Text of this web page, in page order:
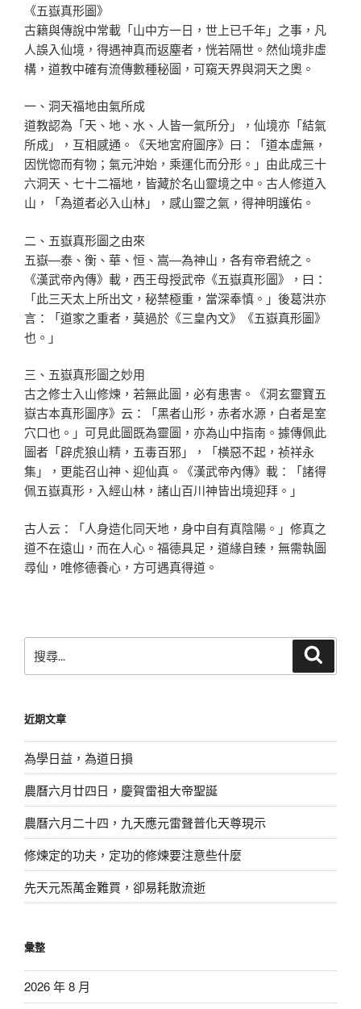
《五嶽真形圖》
古籍與傳說中常載「山中方一日，世上已千年」之事，凡
人誤入仙境，得遇神真而返塵者，恍若隔世。然仙境非虛
構，道教中確有流傳數種秘圖，可窺天界與洞天之奧。
一、洞天福地由氣所成
道教認為「天、地、水、人皆一氣所分」，仙境亦「結氣
所成」，互相感通。《天地宮府圖序》曰：「道本虛無，
因恍惚而有物；氣元沖始，乘運化而分形。」由此成三十
六洞天、七十二福地，皆藏於名山靈境之中。古人修道入
山，「為道者必入山林」，感山靈之氣，得神明護佑。
二、五嶽真形圖之由來
五嶽—泰、衡、華、恒、嵩—為神山，各有帝君統之。
《漢武帝內傳》載，西王母授武帝《五嶽真形圖》，曰：
「此三天太上所出文，秘禁極重，當深奉慎。」後葛洪亦
言：「道家之重者，莫過於《三皇內文》《五嶽真形圖》
也。」
三、五嶽真形圖之妙用
古之修士入山修煉，若無此圖，必有患害。《洞玄靈寶五
嶽古本真形圖序》云：「黑者山形，赤者水源，白者是室
穴口也。」可見此圖既為靈圖，亦為山中指南。據傳佩此
圖者「辟虎狼山精，五毒百邪」，「橫惡不起，祯祥永
集」，更能召山神、迎仙真。《漢武帝內傳》載：「諸得
佩五嶽真形，入經山林，諸山百川神皆出境迎拜。」
古人云：「人身造化同天地，身中自有真陰陽。」修真之
道不在遠山，而在人心。福德具足，道緣自臻，無需執圖
尋仙，唯修德養心，方可遇真得道。
尋
字:
近期文章
為學日益，為道日損
農曆六月廿四日，慶賀雷祖大帝聖誕
農曆六月二十四，九天應元雷聲普化天尊現示
修煉定的功夫，定功的修煉要注意些什麼
先天元炁萬金難買，卻易耗散流逝
彙整
2026 年 8 月